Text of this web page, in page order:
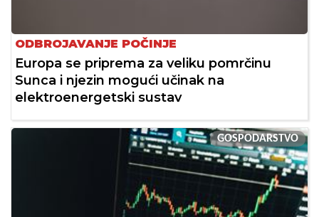
ODBROJAVANJE POČINJE
Europa se priprema za veliku pomrčinu
Sunca i njezin mogući učinak na
elektroenergetski sustav
GOSPODARSTVO